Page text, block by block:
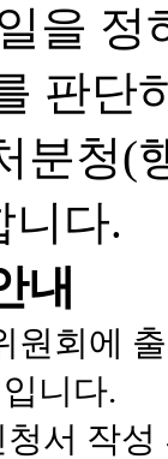
을 정
판단
분청(
니다.
내
원회에
니다.
서 작